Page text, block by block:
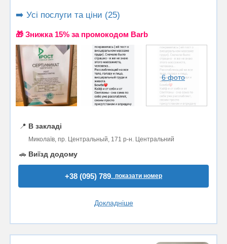
➡️ Усі послуги та ціни (25)
🎁 Знижка 15% за промокодом Barb
6 фото
📍 В закладі
Миколаїв, пр. Центральный, 171 р-н. Центральний
🚗 Виїзд додому
+38 (095) 789..показати номер
Докладніше